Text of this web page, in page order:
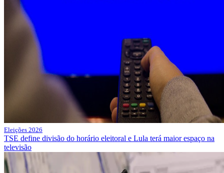
Eleições 2026
TSE define divisão do horário eleitoral e Lula terá maior espaço na
televisão